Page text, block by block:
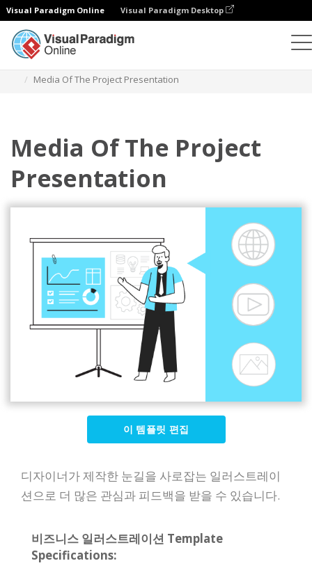
Visual Paradigm Online Visual Paradigm Desktop
Media Of The Project Presentation
Media Of The Project
Presentation
이 템플릿 편집
디자이너가 제작한 눈길을 사로잡는 일러스트레이
션으로 더 많은 관심과 피드백을 받을 수 있습니다.
비즈니스 일러스트레이션 Template
Specifications: